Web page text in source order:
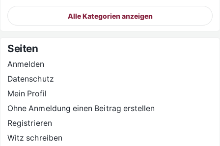
Alle Kategorien anzeigen
Seiten
Anmelden
Datenschutz
Mein Profil
Ohne Anmeldung einen Beitrag erstellen
Registrieren
Witz schreiben